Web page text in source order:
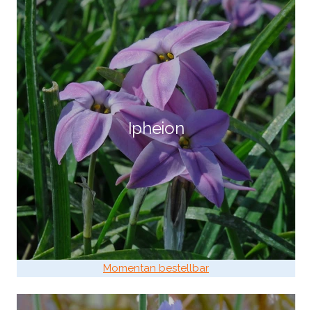
Ipheion
Momentan bestellbar